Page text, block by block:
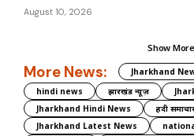
August 10, 2026
Show More
More News: Jharkhand
hindi news
झारखंड न्यूज़
Jharkhand Hindi News
हिंदी
Jharkhand Latest News